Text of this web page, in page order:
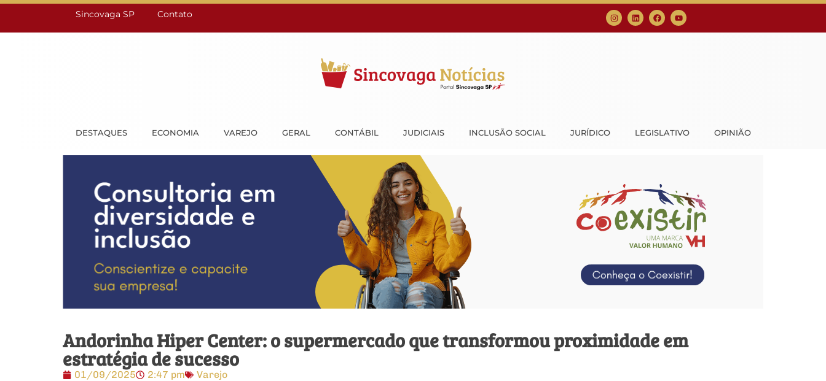
Sincovaga SP Contato
DESTAQUES ECONOMIA VAREJO GERAL CONTÁBIL JUDICIAIS INCLUSÃO SOCIAL JURÍDICO LEGISLATIVO OPINIÃO
Andorinha Hiper Center: o supermercado que transformou proximidade em
estratégia de sucesso
01/09/2025 2:47 pm Varejo